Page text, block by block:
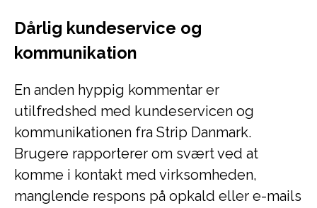
Dårlig kundeservice og
kommunikation
En anden hyppig kommentar er
utilfredshed med kundeservicen og
kommunikationen fra Strip Danmark.
Brugere rapporterer om svært ved at
komme i kontakt med virksomheden,
manglende respons på opkald eller e-mails